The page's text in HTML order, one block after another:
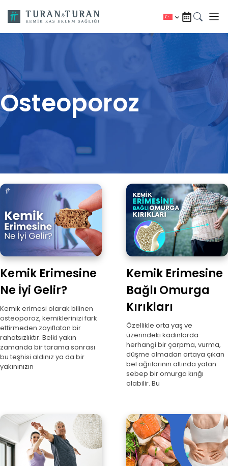
atla
Osteoporoz
Kemik Erimesine
Ne İyi Gelir?
Kemik erimesi olarak bilinen
osteoporoz, kemiklerinizi fark
ettirmeden zayıflatan bir
rahatsızlıktır. Belki yakın
zamanda bir tarama sonrası
bu teşhisi aldınız ya da bir
yakınınızın
Kemik Erimesine
Bağlı Omurga
Kırıkları
Özellikle orta yaş ve
üzerindeki kadınlarda
herhangi bir çarpma, vurma,
düşme olmadan ortaya çıkan
bel ağrılarının altında yatan
sebep bir omurga kırığı
olabilir. Bu